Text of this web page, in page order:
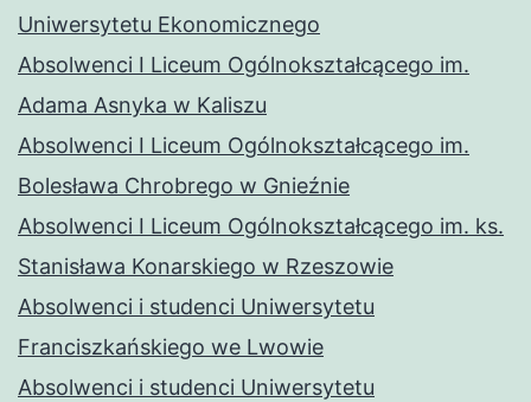
Uniwersytetu Ekonomicznego
Absolwenci I Liceum Ogólnokształcącego im.
Adama Asnyka w Kaliszu
Absolwenci I Liceum Ogólnokształcącego im.
Bolesława Chrobrego w Gnieźnie
Absolwenci I Liceum Ogólnokształcącego im. ks.
Stanisława Konarskiego w Rzeszowie
Absolwenci i studenci Uniwersytetu
Franciszkańskiego we Lwowie
Absolwenci i studenci Uniwersytetu